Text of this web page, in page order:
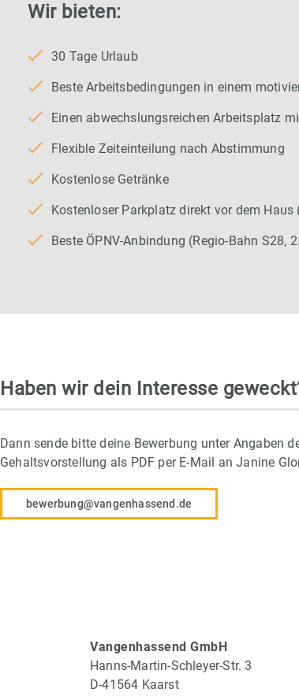
Wir bieten:
30 Tage Urlaub
Beste Arbeitsbedingungen in einem
Einen abwechslungsreichen Arbeitsplatz
Flexible Zeiteinteilung nach Abstimmung
Kostenlose Getränke
Kostenloser Parkplatz direkt vor dem
Beste ÖPNV-Anbindung (Regio-Bahn S28,
Haben wir dein Interesse
Dann sende bitte deine Bewerbung unter Angaben
Gehaltsvorstellung als PDF per E-Mail an Janine
bewerbung@vangenhassend.de
Vangenhassend GmbH
Hanns-Martin-Schleyer-Str. 3
D-41564 Kaarst